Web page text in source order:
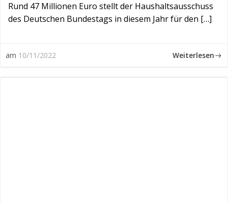
Rund 47 Millionen Euro stellt der Haushaltsausschuss
des Deutschen Bundestags in diesem Jahr für den […]
am 10/11/2022 Weiterlesen